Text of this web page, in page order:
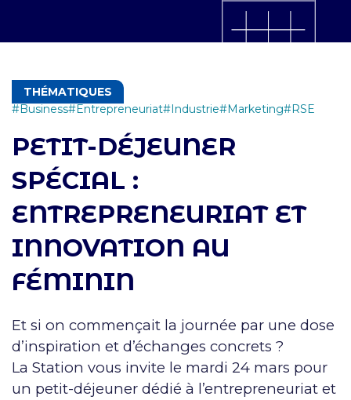
THÉMATIQUES
Business
Entrepreneuriat Industrie Marketing RSE
PETIT-DÉJEUNER
SPÉCIAL :
ENTREPRENEURIAT ET
INNOVATION AU
FÉMININ
Et si on commençait la journée par une dose
d’inspiration et d’échanges concrets ?
La Station vous invite le mardi 24 mars pour
un petit-déjeuner dédié à l’entrepreneuriat et